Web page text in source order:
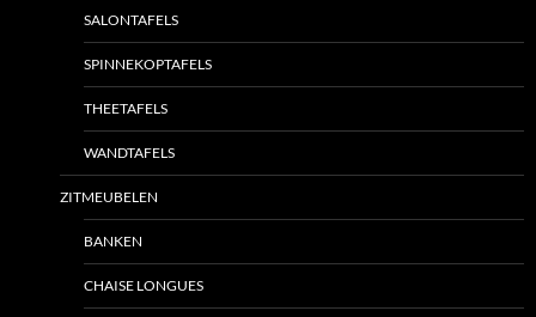
SALONTAFELS
SPINNEKOPTAFELS
THEETAFELS
WANDTAFELS
ZITMEUBELEN
BANKEN
CHAISE LONGUES